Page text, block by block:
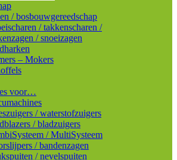
/ bosbouwgereedschap
/ takkenscharen /
/ snoeizagen
– Mokers
voor…
/ waterstofzuigers
/ bladzuigers
/ MultiSysteem
/ bandenzagen
/ nevelspuiten